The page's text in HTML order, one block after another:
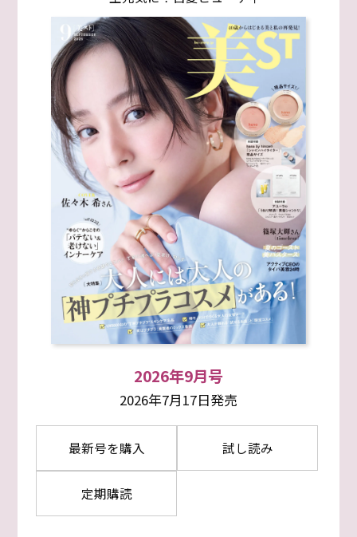
2026年9月号
2026年7月17日発売
最新号を購入 試し読み
定期購読